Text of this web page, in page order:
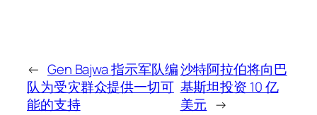
← Gen Bajwa 指示军队编
队为受灾群众提供一切可
能的支持
沙特阿拉伯将向巴
基斯坦投资 10 亿
美元 →